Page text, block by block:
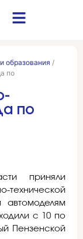
образования /
по
по
приняли
технической
с 10 по
Пензенской